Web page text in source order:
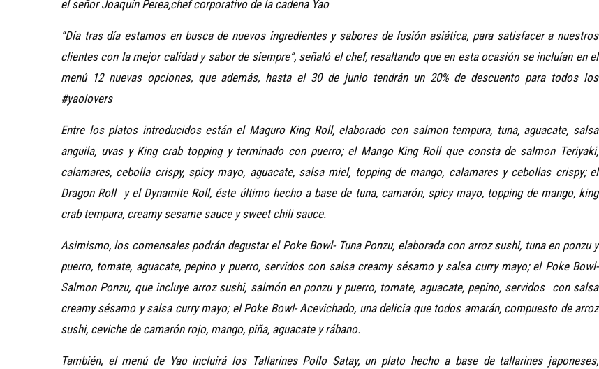
elseñorJoaquín Perea,chef corporativo de la cadena Yao
“Día tras día estamos en busca de nuevos ingredientes y sabores de fusión asiática, para satisfacer a nuestros
clientes con la mejor calidad y sabor de siempre”, señaló el chef, resaltando que en esta ocasión se incluían en el
menú 12 nuevas opciones, que además, hasta el 30 de junio tendrán un 20% de descuento para todos los
#yaolovers
Entre los platos introducidos están el Maguro King Roll, elaborado con salmon tempura, tuna, aguacate, salsa
anguila, uvas y King crab topping y terminado con puerro; el Mango King Roll que consta de salmon Teriyaki,
calamares, cebolla crispy, spicy mayo, aguacate, salsa miel, topping de mango, calamares y cebollas crispy; el
Dragon Roll y el Dynamite Roll, éste último hecho a base de tuna, camarón, spicy mayo, topping de mango, king
crab tempura, creamy sesame sauce y sweet chili sauce.
Asimismo, los comensales podrán degustar el Poke Bowl- Tuna Ponzu, elaborada con arroz sushi, tuna en ponzu y
puerro, tomate, aguacate, pepino y puerro, servidos con salsa creamy sésamo y salsa curry mayo; el Poke Bowl-
Salmon Ponzu, que incluye arroz sushi, salmón en ponzu y puerro, tomate, aguacate, pepino, servidos con salsa
creamy sésamo y salsa curry mayo; el Poke Bowl- Acevichado, una delicia que todos amarán, compuesto de arroz
sushi, ceviche de camarón rojo, mango, piña, aguacate y rábano.
También, el menú de Yao incluirá los Tallarines Pollo Satay, un plato hecho a base de tallarines japoneses,